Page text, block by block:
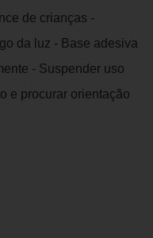
de crianças -
da luz - Base adesiva
- Suspender uso
e procurar orientação